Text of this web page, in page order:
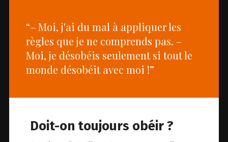
“– Moi, j'ai du mal à appliquer les
règles que je ne comprends pas. –
Moi, je désobéis seulement si tout le
monde désobéit avec moi !”
Doit-on toujours obéir ?